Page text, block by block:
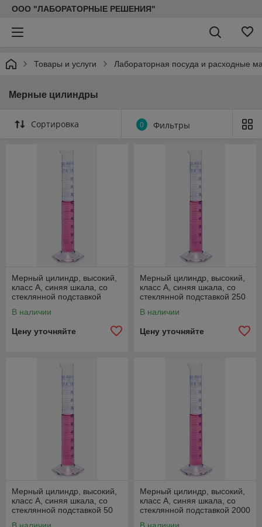
ООО "ЛАБОРАТОРНЫЕ РЕШЕНИЯ"
Товары и услуги Лабораторная посуда и расходные
Мерные цилиндры
Сортировка 0 Фильтры
Мерный цилиндр, высокий,
класс А, синяя шкала, со
стеклянной подставкой
В наличии
Цену уточняйте
Мерный цилиндр, высокий,
класс А, синяя шкала, со
стеклянной подставкой 250
В наличии
Цену уточняйте
Мерный цилиндр, высокий,
класс А, синяя шкала, со
стеклянной подставкой 50
Мерный цилиндр, высокий,
класс А, синяя шкала, со
стеклянной подставкой 2000